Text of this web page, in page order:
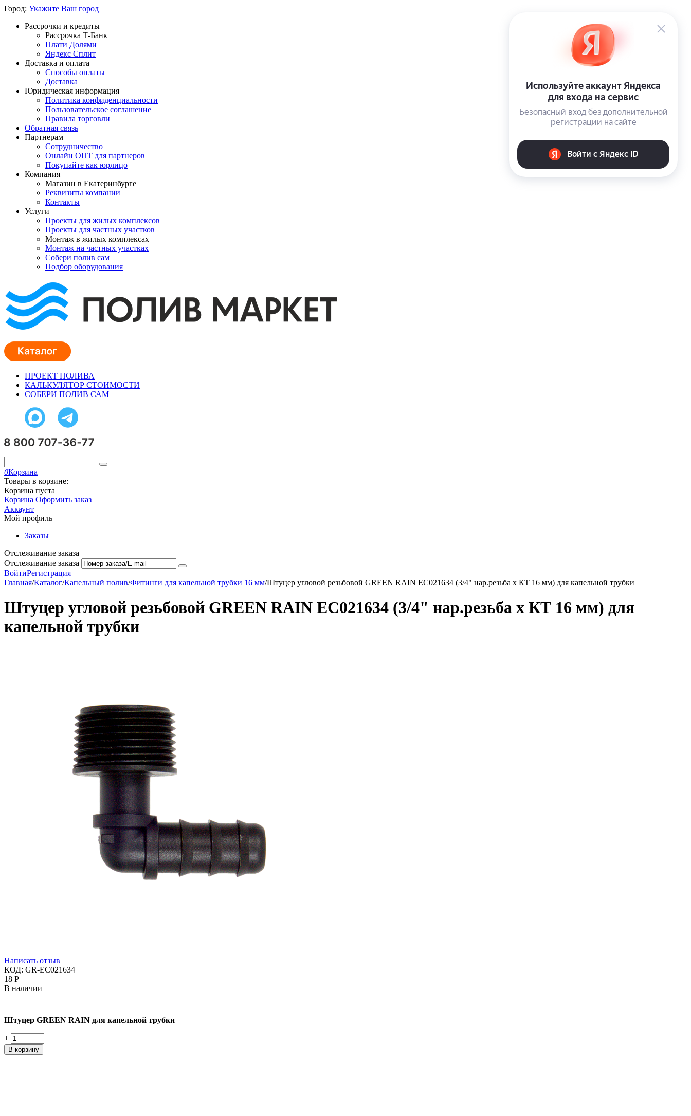
Город: Укажите Ваш город
Рассрочки и кредиты
Рассрочка Т-Банк
Плати Долями
Яндекс Сплит
Доставка и оплата
Способы оплаты
Доставка
Юридическая информация
Политика конфиденциальности
Пользовательское соглашение
Правила торговли
Обратная связь
Партнерам
Сотрудничество
Онлайн ОПТ для партнеров
Покупайте как юрлицо
Компания
Магазин в Екатеринбурге
Реквизиты компании
Контакты
Услуги
Проекты для жилых комплексов
Проекты для частных участков
Монтаж в жилых комплексах
Монтаж на частных участках
Собери полив сам
Подбор оборудования
ПРОЕКТ ПОЛИВА
КАЛЬКУЛЯТОР СТОИМОСТИ
СОБЕРИ ПОЛИВ САМ
0Корзина
Товары в корзине:
Корзина пуста
Корзина Оформить заказ
Аккаунт
Мой профиль
Заказы
Отслеживание заказа
Отслеживание заказа
ВойтиРегистрация
Главная/Каталог/Капельный полив/Фитинги для капельной трубки 16 мм/Штуцер угловой резьбовой GREEN RAIN EC021634 (3/4" нар.резьба x КТ 16 мм) для капельной трубки
Штуцер угловой резьбовой GREEN RAIN EC021634 (3/4" нар.резьба x КТ 16 мм) для
капельной трубки
Написать отзыв
КОД: GR-EC021634
‍18‍ Р
В наличии
Штуцер GREEN RAIN для капельной трубки
+ −
В корзину